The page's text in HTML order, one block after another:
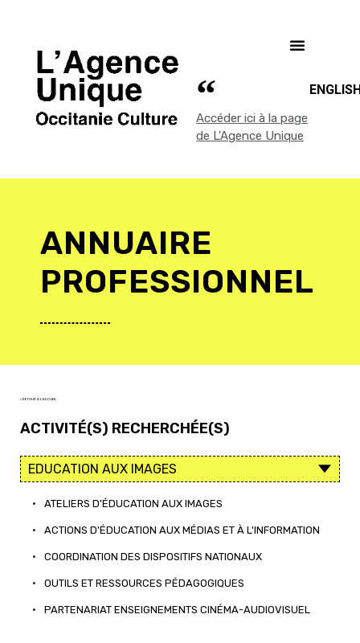
Accéder ici à la page
de L'Agence Unique
ANNUAIRE
PROFESSIONNEL
< RETOUR À L'ACCUEIL
ACTIVITÉ(S) RECHERCHÉE(S)
• ATELIERS D'ÉDUCATION AUX IMAGES
• ACTIONS D'ÉDUCATION AUX MÉDIAS ET À L'INFORMATION
• COORDINATION DES DISPOSITIFS NATIONAUX
• OUTILS ET RESSOURCES PÉDAGOGIQUES
• PARTENARIAT ENSEIGNEMENTS CINÉMA-AUDIOVISUEL